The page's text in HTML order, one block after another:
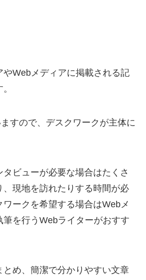
やWebメディアに掲載される記
すので、デスクワークが主体に
ビューが必要な場合はたくさ
、現地を訪れたりする時間が必
ークを希望する場合はWebメ
筆を行うWebライターがおすす
とめ、簡潔で分かりやすい文章